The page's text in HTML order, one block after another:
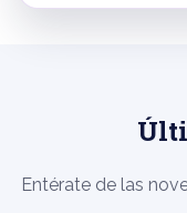
Entérate de las